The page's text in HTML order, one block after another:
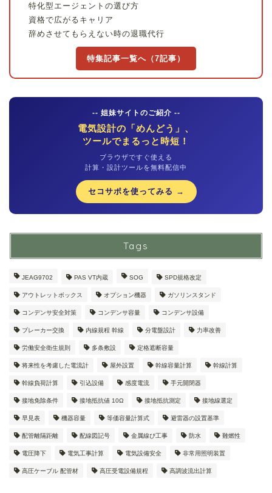
特化型エージェントの選び方
資格で広がるキャリア
辞めさせてもらえない時の退職代行
特集記事一覧へ（7記事）
-- 姐妹サイトのご紹介 --
電気設計の「めんどう」、
ツールでまるっと時短！
ブラウザですぐ使える
計算・設計ツールを無料配信中
セコサポを使ってみる →
Tags
JEAG9702 PAS VT内蔵 SOG SPD規格改定
アウトレットボックス オプション機器 ガソリンスタンド
コンデンサ安全対策 コンデンサ容量 コンデンサ設備
ブレーカー交換 内線規程 幹線 分電盤設計 力率改善
労働安全衛生規則 多条敷設 定格遮断容量
将来性を考慮した電流計 屋外設置 幹線容量計算 幹線計算
幹線負荷計算 引込設備 感度電流 手元開閉器
接地免除条件 接地抵抗値 10Ω 接地抵抗測定 接地線選定
早見表 機器容量 等価容量計算式 避雷器の設置基準
配管離隔距離 配線図記号 金属線ぴ工事 防水 難燃性
電圧降下 電気工事計算 電気設備安全 非常用照明装置
高圧ケーブル 配管材 高圧受電設備規程 高調波流出計算